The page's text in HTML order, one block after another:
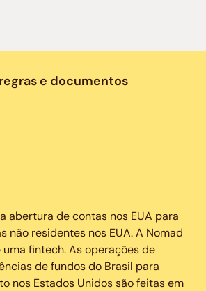
e documentos
abertura de contas nos EUA para
não residentes nos EUA. A Nomad
uma fintech. As operações de
de fundos do Brasil para
nos Estados Unidos são feitas em